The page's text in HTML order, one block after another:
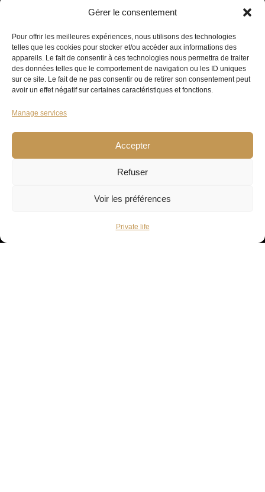
Gérer le consentement
Pour offrir les meilleures expériences, nous utilisons des technologies
telles que les cookies pour stocker et/ou accéder aux informations des
appareils. Le fait de consentir à ces technologies nous permettra de traiter
des données telles que le comportement de navigation ou les ID uniques
sur ce site. Le fait de ne pas consentir ou de retirer son consentement peut
avoir un effet négatif sur certaines caractéristiques et fonctions.
Manage services
Accepter
Refuser
Voir les préférences
Private life